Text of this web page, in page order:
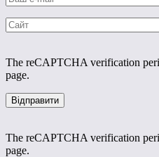
The reCAPTCHA verification
page.
The reCAPTCHA verification
page.